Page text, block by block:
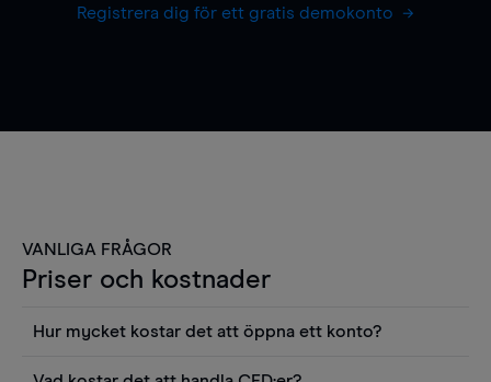
Registrera dig för ett gratis demokonto
VANLIGA FRÅGOR
Priser och kostnader
Hur mycket kostar det att öppna ett konto?